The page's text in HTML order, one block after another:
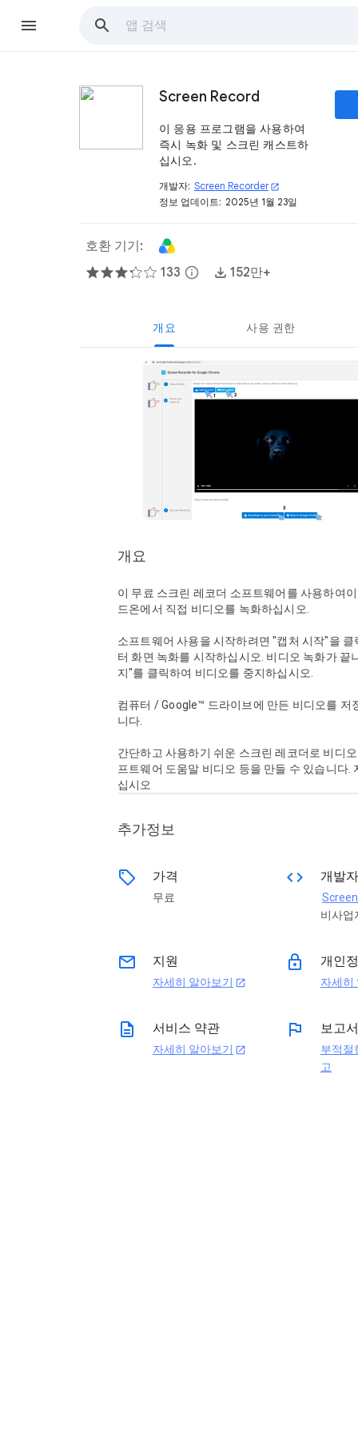
Screen Record
이 응용 프로그램을 사용하여
즉시 녹화 및 스크린 캐스트하
십시오.
개발자: Screen Recorder open_in_new
정보 업데이트: 2025년 1월 23일
호환 기기:
133 info 152만+
개요 사용 권한
개요
이 무료 스크린 레코더 소프트웨어를 사용하여
드온에서 직접 비디오를 녹화하십시오.
소프트웨어 사용을 시작하려면 "캡처 시작"을 클
터 화면 녹화를 시작하십시오. 비디오 녹화가 끝
지"를 클릭하여 비디오를 중지하십시오.
컴퓨터 / Google™ 드라이브에 만든 비디오를 저
니다.
간단하고 사용하기 쉬운 스크린 레코더로 비디
프트웨어 도움말 비디오 등을 만들 수 있습니다.
십시오
추가정보
sell 가격
무료
code 개발자
비사업
email 지원
자세히 알아보기 open_in_new
lock 개인
자세히
description 서비스 약관
자세히 알아보기 open_in_new
flag 보고서
부적절
고